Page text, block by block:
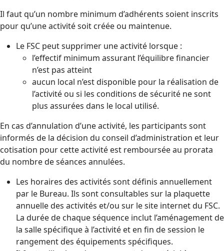
Il faut qu’un nombre minimum d’adhérents soient inscrits
pour qu’une activité soit créée ou maintenue.
Le FSC peut supprimer une activité lorsque :
l’effectif minimum assurant l’équilibre financier
n’est pas atteint
aucun local n’est disponible pour la réalisation de
l’activité ou si les conditions de sécurité ne sont
plus assurées dans le local utilisé.
En cas d’annulation d’une activité, les participants sont
informés de la décision du conseil d’administration et leur
cotisation pour cette activité est remboursée au prorata
du nombre de séances annulées.
Les horaires des activités sont définis annuellement
par le Bureau. Ils sont consultables sur la plaquette
annuelle des activités et/ou sur le site internet du FSC.
La durée de chaque séquence inclut l’aménagement de
la salle spécifique à l’activité et en fin de session le
rangement des équipements spécifiques.